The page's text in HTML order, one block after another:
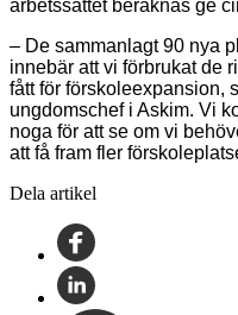
arbetssättet beräknas ge
– De sammanlagt 90 nya
innebär att vi förbrukat de
fått för förskoleexpansion,
ungdomschef i Askim. Vi
noga för att se om vi
att få fram fler
Dela artikel